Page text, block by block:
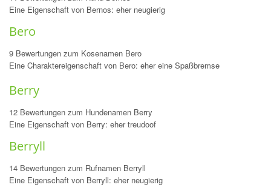
Eine Eigenschaft von Bernos: eher neugierig
Bero
9 Bewertungen zum Kosenamen Bero
Eine Charaktereigenschaft von Bero: eher eine Spaßbremse
Berry
12 Bewertungen zum Hundenamen Berry
Eine Eigenschaft von Berry: eher treudoof
Berryll
14 Bewertungen zum Rufnamen Berryll
Eine Eigenschaft von Berryll: eher neugierig